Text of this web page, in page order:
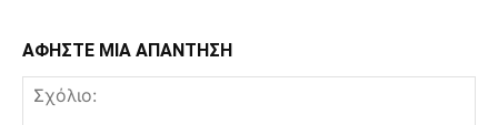
ΑΦΗΣΤΕ ΜΙΑ ΑΠΑΝΤΗΣΗ